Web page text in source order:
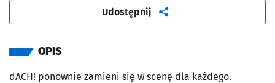
Udostępnij artykuł
OPIS
dACH! ponownie zamieni się w scenę dla każdego.